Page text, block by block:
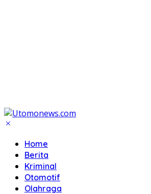
Home
Berita
Kriminal
Otomotif
Olahraga